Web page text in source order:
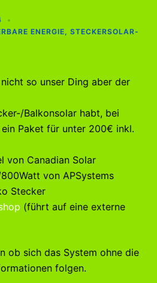
ENERGIE, STECKERSOLAR-
so unser Ding aber der
Balkonsolar habt, bei
Paket für unter 200€ inkl.
von Canadian Solar
von APSystems
Stecker
(führt auf eine externe
ob sich das System ohne die
folgen.